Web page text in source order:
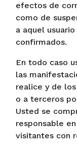
efectos de
como de
a aquel
confirmados.
En todo caso
las
realice y de
o a terceros
Usted se
responsable
visitantes con